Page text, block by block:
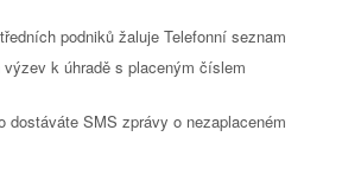
podniků žaluje Telefonní seznam
k úhradě s placeným číslem
dostáváte SMS zprávy o nezaplaceném